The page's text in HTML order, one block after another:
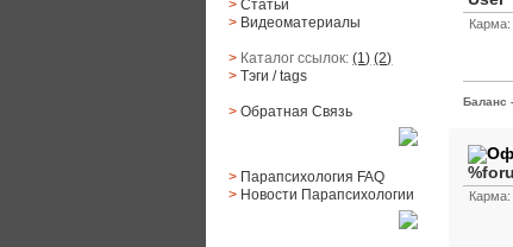
> Статьи
> Видеоматериалы
> Каталог ссылок:(1) (2)
> Тэги/ tags
> Обратная Cвязь
> Парапсихология FAQ
> Новости Парапсихологии
Карма:
Баланс